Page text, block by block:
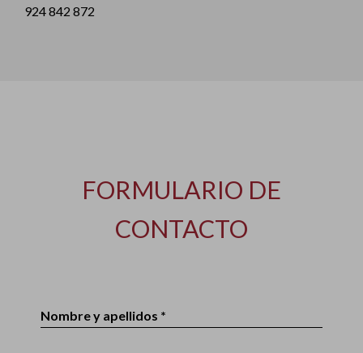
924 842 872
FORMULARIO DE
CONTACTO
Nombre y apellidos *